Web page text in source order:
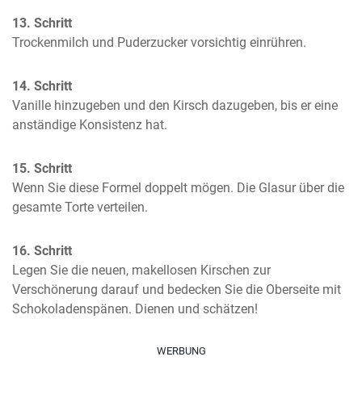
13. Schritt
Trockenmilch und Puderzucker vorsichtig einrühren.
14. Schritt
Vanille hinzugeben und den Kirsch dazugeben, bis er eine
anständige Konsistenz hat.
15. Schritt
Wenn Sie diese Formel doppelt mögen. Die Glasur über die
gesamte Torte verteilen.
16. Schritt
Legen Sie die neuen, makellosen Kirschen zur
Verschönerung darauf und bedecken Sie die Oberseite mit
Schokoladenspänen. Dienen und schätzen!
WERBUNG